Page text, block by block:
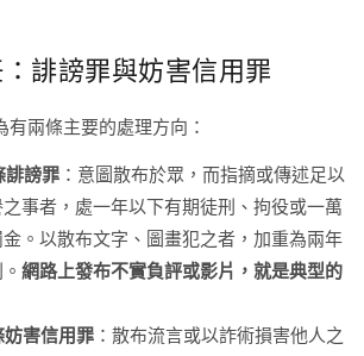
誹謗罪與妨害信用罪
兩條主要的處理方向：
誹謗罪 ：意圖散布於眾，而指摘或傳述足以
事者，處一年以下有期徒刑、拘役或一萬
。以散布文字、圖畫犯之者，加重為兩年
網路上發布不實負評或影片，就是典型的
妨害信用罪 ：散布流言或以詐術損害他人之